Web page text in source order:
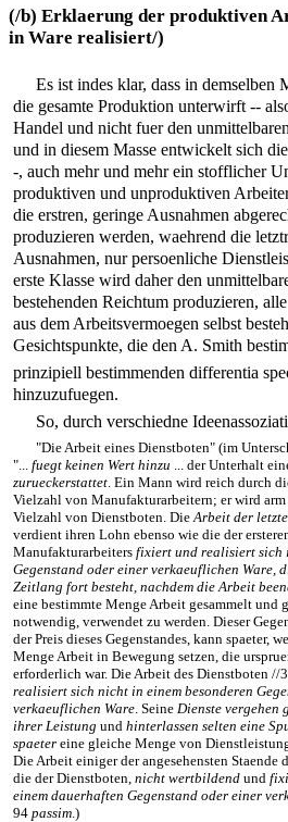
(/b) Erklaerung der produktiven
in Ware realisiert/)
Es ist indes klar, dass in demselben
die gesamte Produktion unterwirft --
Handel und nicht fuer den
und in diesem Masse entwickelt sich
-, auch mehr und mehr ein stofflicher
produktiven und unproduktiven
die erstren, geringe Ausnahmen
produzieren werden, waehrend die
Ausnahmen, nur persoenliche
erste Klasse wird daher den
bestehenden Reichtum produzieren,
aus dem Arbeitsvermoegen selbst
Gesichtspunkte, die den A. Smith
prinzipiell bestimmenden differentia
hinzuzufuegen.
So, durch verschiedne
"Die Arbeit eines Dienstboten" (im
"...fuegt keinen Wert hinzu ... der Unterhalt
zurueckerstattet . Ein Mann wird reich durch
Vielzahl von Manufakturarbeitern; er wird
Vielzahl von Dienstboten. DieArbeit der
verdient ihren Lohn ebenso wie die der
Manufakturarbeitersfixiert und realisiert sich
Gegenstand oder einer verkaeuflichen Ware,
Zeitlang fort besteht, nachdem die Arbeit
eine bestimmte Menge Arbeit gesammelt und
notwendig, verwendet zu werden. Dieser
der Preis dieses Gegenstandes, kann spaeter,
Menge Arbeit in Bewegung setzen, die
erforderlich war. Die Arbeit des Dienstboten//
realisiert sich nicht in einem besonderen
verkaeuflichen Ware . Seine Dienste vergehen
ihrer Leistung undhinterlassen selten eine
spaeter eine gleiche Menge von
Die Arbeit einiger der angesehensten Staende
die der Dienstboten,nicht wertbildend und
einem dauerhaften Gegenstand oder einer
94passim .)